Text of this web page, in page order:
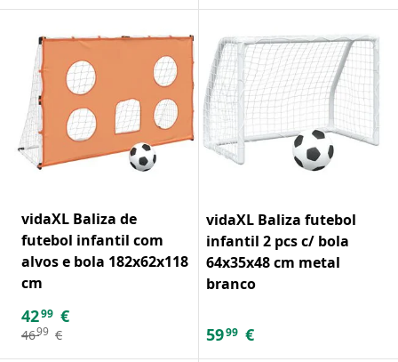
vidaXL Baliza de
futebol infantil com
alvos e bola 182x62x118
cm
4299 €
4699 €
vidaXL Baliza futebol
infantil 2 pcs c/ bola
64x35x48 cm metal
branco
5999 €